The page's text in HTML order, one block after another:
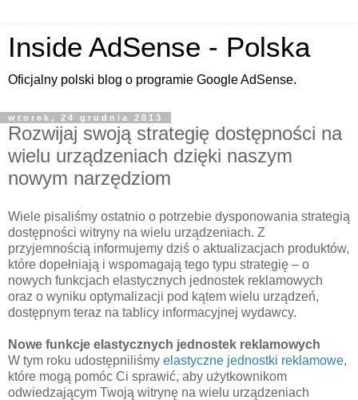
Inside AdSense - Polska
Oficjalny polski blog o programie Google AdSense.
wtorek, 24 grudnia 2013
Rozwijaj swoją strategię dostępności na
wielu urządzeniach dzięki naszym
nowym narzędziom
Wiele pisaliśmy ostatnio o potrzebie dysponowania strategią
dostępności witryny na wielu urządzeniach. Z
przyjemnością informujemy dziś o aktualizacjach produktów,
które dopełniają i wspomagają tego typu strategię – o
nowych funkcjach elastycznych jednostek reklamowych
oraz o wyniku optymalizacji pod kątem wielu urządzeń,
dostępnym teraz na tablicy informacyjnej wydawcy.
Nowe funkcje elastycznych jednostek reklamowych
W tym roku udostępniliśmy elastyczne jednostki reklamowe,
które mogą pomóc Ci sprawić, aby użytkownikom
odwiedzającym Twoją witrynę na wielu urządzeniach